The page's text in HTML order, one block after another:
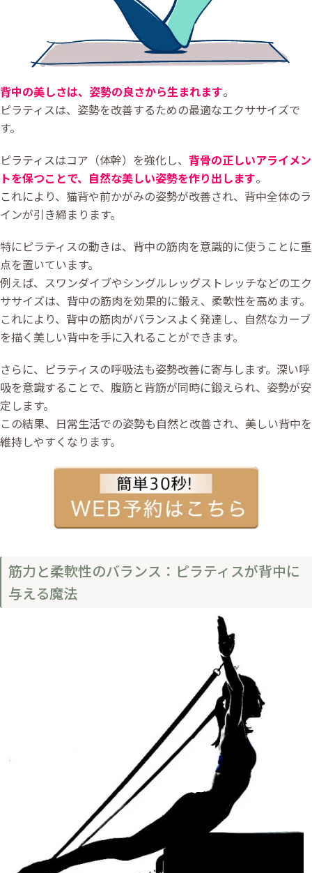
背中の美しさは、姿勢の良さから生まれます。
ピラティスは、姿勢を改善するための最適なエクササイズで
す。
ピラティスはコア（体幹）を強化し、 背骨の正しいアライメン
トを保つことで、自然な美しい姿勢を作り出します。
これにより、猫背や前かがみの姿勢が改善され、背中全体のラ
インが引き締まります。
特にピラティスの動きは、背中の筋肉を意識的に使うことに重
点を置いています。
例えば、スワンダイブやシングルレッグストレッチなどのエク
ササイズは、背中の筋肉を効果的に鍛え、柔軟性を高めます。
これにより、背中の筋肉がバランスよく発達し、自然なカーブ
を描く美しい背中を手に入れることができます。
さらに、ピラティスの呼吸法も姿勢改善に寄与します。深い呼
吸を意識することで、腹筋と背筋が同時に鍛えられ、姿勢が安
定します。
この結果、日常生活での姿勢も自然と改善され、美しい背中を
維持しやすくなります。
筋力と柔軟性のバランス：ピラティスが背中に
与える魔法